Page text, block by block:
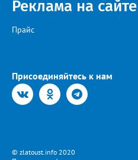
Реклама на сайте
Прайс
Присоединяйтесь к нам
© zlatoust.info 2020